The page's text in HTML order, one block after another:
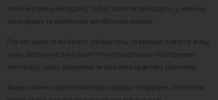
комунікативну методику, тобто заняття проходить у живому
спілкуванні та винятково англійською мовою.
Під час заняття ви багато спілкуєтесь та використовуєте живу
мову. Велику частину заняття ми приділяємо повторенню
матеріалу, адже розуміємо як важлива практика для мови.
Вкінці кожного заняття ви відслідковуєте прогрес, а вчитель